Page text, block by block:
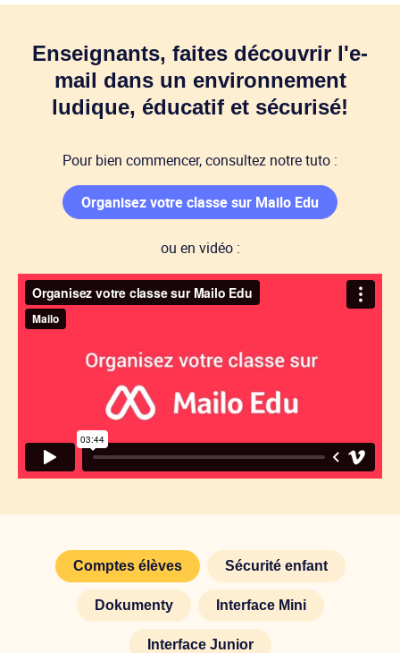
Enseignants, faites découvrir l'e-
mail dans un environnement
ludique, éducatif et sécurisé!
Pour bien commencer, consultez notre tuto :
Organisez votre classe sur Mailo Edu
ou en vidéo :
Comptes élèves Sécurité enfant
Dokumenty Interface Mini
Interface Junior